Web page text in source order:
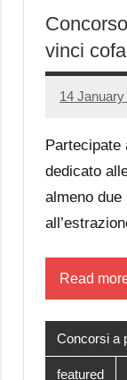
vinci
14
Luca
No
dedicato
almeno
Read
Concorsi a
featured